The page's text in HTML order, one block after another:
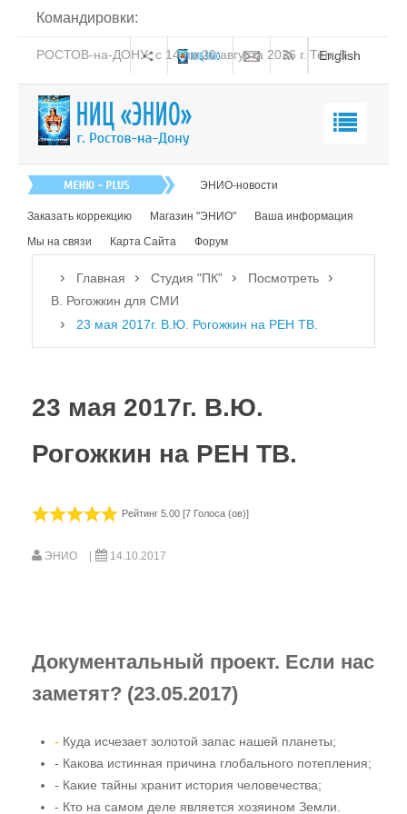
Командировки:
РОСТОВ-на-ДОНУ: с 14 по 20 августа 2026 г. Тел: 8-
English
Книга
Обучение
Посмотреть
Видео-газета НИЦ «ЭНИО»
В. Рогожкин для СМИ
Сеансы Общей Коррекции
Видео-Архив НИЦ "ЭНИО"
Прочитать
Статьи В.Ю. Рогожкина
ЭНИО-новости
Заказать коррекцию Магазин "ЭНИО"
Ваша информация
Мы на связи
Карта Сайта Форум
Главная Студия "ПК"
Посмотреть
В. Рогожкин для СМИ
23 мая 2017г. В.Ю. Рогожкин на РЕН ТВ.
23 мая 2017г. В.Ю.
Рогожкин на РЕН ТВ.
Рейтинг 5.00 [7 Голоса (ов)]
ЭНИО 14.10.2017
Документальный проект. Если нас
заметят? (23.05.2017)
- Куда исчезает золотой запас нашей планеты;
- Какова истинная причина глобального потепления;
- Какие тайны хранит история человечества;
- Кто на самом деле является хозяином Земли.